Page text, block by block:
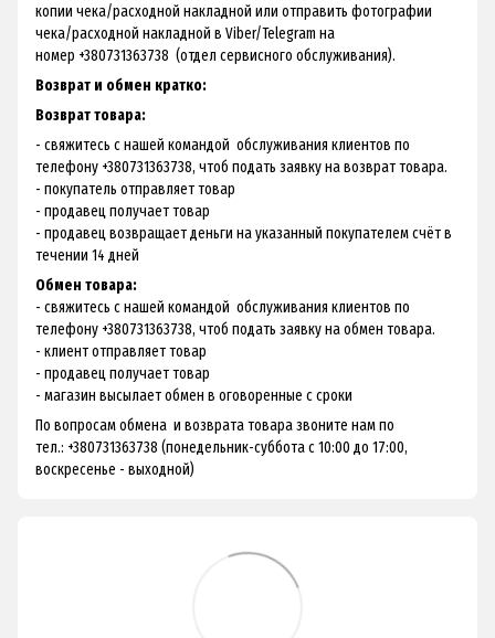
копии чека/расходной накладной или отправить фотографии
чека/расходной накладной в Viber/Telegram на
номер +380731363738 (отдел сервисного обслуживания).
Возврат и обмен кратко:
Возврат товара:
- свяжитесь с нашей командой обслуживания клиентов по
телефону +380731363738, чтоб подать заявку на возврат товара.
- покупатель отправляет товар
- продавец получает товар
- продавец возвращает деньги на указанный покупателем счёт в
течении 14 дней
Обмен товара:
- свяжитесь с нашей командой обслуживания клиентов по
телефону +380731363738, чтоб подать заявку на обмен товара.
- клиент отправляет товар
- продавец получает товар
- магазин высылает обмен в оговоренные с сроки
По вопросам обмена и возврата товара звоните нам по
тел.: +380731363738 (понедельник-суббота с 10:00 до 17:00,
воскресенье - выходной)